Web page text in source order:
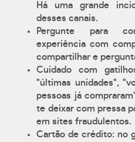
Há uma grande
desses canais.
Pergunte para
experiência com
compartilhar e
Cuidado com
"últimas unidades",
pessoas já
te deixar com pressa
em sites fraudulentos.
Cartão de crédito: no